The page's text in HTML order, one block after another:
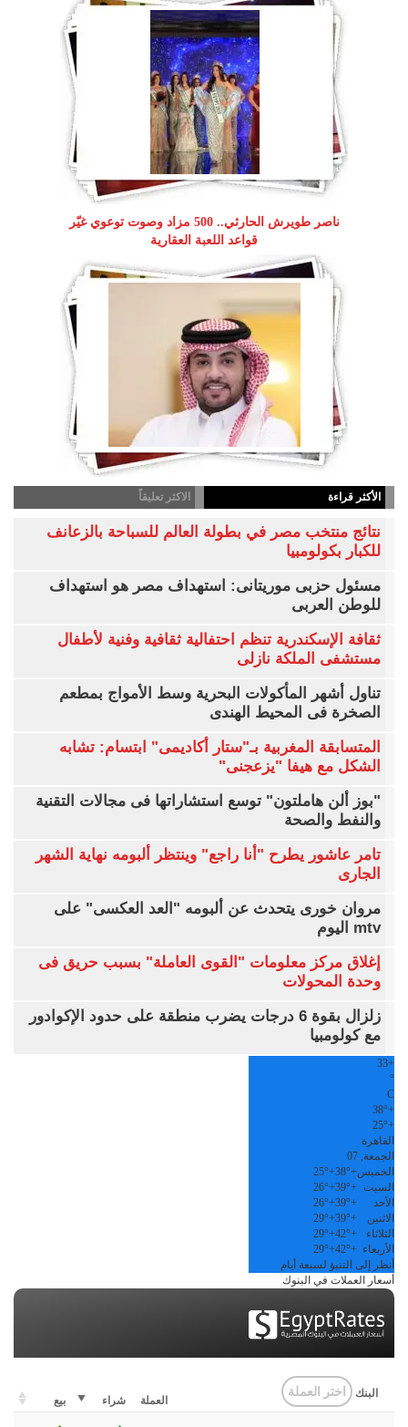
ناصر طويرش الحارثي.. 500 مزاد وصوت توعوي غيّر
قواعد اللعبة العقارية
الأكثر قراءة الاكثر تعليقاً
نتائج منتخب مصر في بطولة العالم للسباحة بالزعانف
للكبار بكولومبيا
مسئول حزبى موريتانى: استهداف مصر هو استهداف
للوطن العربى
ثقافة الإسكندرية تنظم احتفالية ثقافية وفنية لأطفال
مستشفى الملكة نازلى
تناول أشهر المأكولات البحرية وسط الأمواج بمطعم
الصخرة فى المحيط الهندى
المتسابقة المغربية بـ"ستار أكاديمى" ابتسام: تشابه
الشكل مع هيفا "يزعجنى"
"بوز ألن هاملتون" توسع استشاراتها فى مجالات التقنية
والنفط والصحة
تامر عاشور يطرح "أنا راجع" وينتظر ألبومه نهاية الشهر
الجارى
مروان خورى يتحدث عن ألبومه "العد العكسى" على
mtv اليوم
إغلاق مركز معلومات "القوى العاملة" بسبب حريق فى
وحدة المحولات
زلزال بقوة 6 درجات يضرب منطقة على حدود الإكوادور
مع كولومبيا
+
33
°
C
+
38°
+
25°
القاهرة
الجمعة, 07
الخميس+
38°
+
25°
السبت +
39°
+
26°
الأحد
+
39°
+
26°
الاثنين
+
39°
+
29°
الثلاثاء
+
42°
+
29°
الأربعاء +
42°
+
29°
أنظر إلى التنبؤ لسبعة أيام
أسعار العملات في البنوك